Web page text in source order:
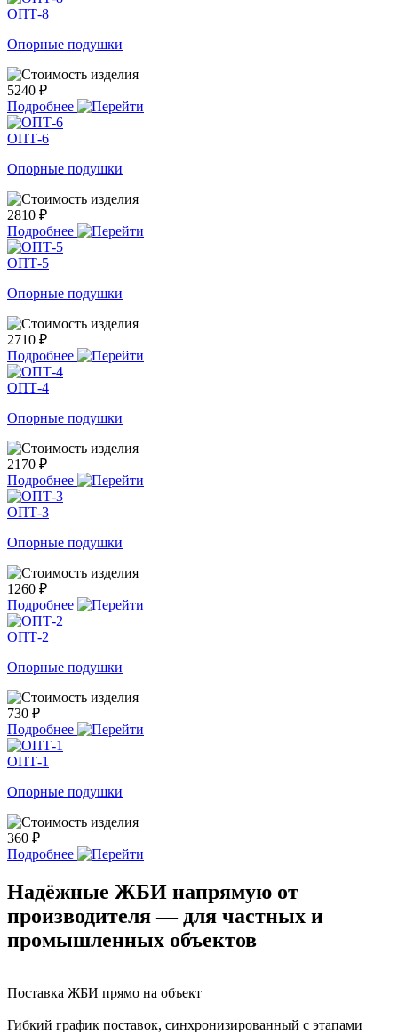
ОПТ-8
Опорные подушки
5240 ₽
Подробнее
ОПТ-6
Опорные подушки
2810 ₽
Подробнее
ОПТ-5
Опорные подушки
2710 ₽
Подробнее
ОПТ-4
Опорные подушки
2170 ₽
Подробнее
ОПТ-3
Опорные подушки
1260 ₽
Подробнее
ОПТ-2
Опорные подушки
730 ₽
Подробнее
ОПТ-1
Опорные подушки
360 ₽
Подробнее
Надёжные ЖБИ напрямую от
производителя — для частных и
промышленных объектов
Поставка ЖБИ прямо на объект
Гибкий график поставок, синхронизированный с этапами